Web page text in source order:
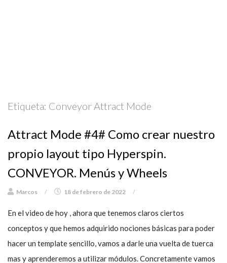
Etiqueta: Conveyor Attract Mode
Attract Mode #4# Como crear nuestro
propio layout tipo Hyperspin.
CONVEYOR. Menús y Wheels
Marcos / 18 de febrero de 2022 /
En el video de hoy , ahora que tenemos claros ciertos
conceptos y que hemos adquirido nociones básicas para poder
hacer un template sencillo, vamos a darle una vuelta de tuerca
mas y aprenderemos a utilizar módulos. Concretamente vamos